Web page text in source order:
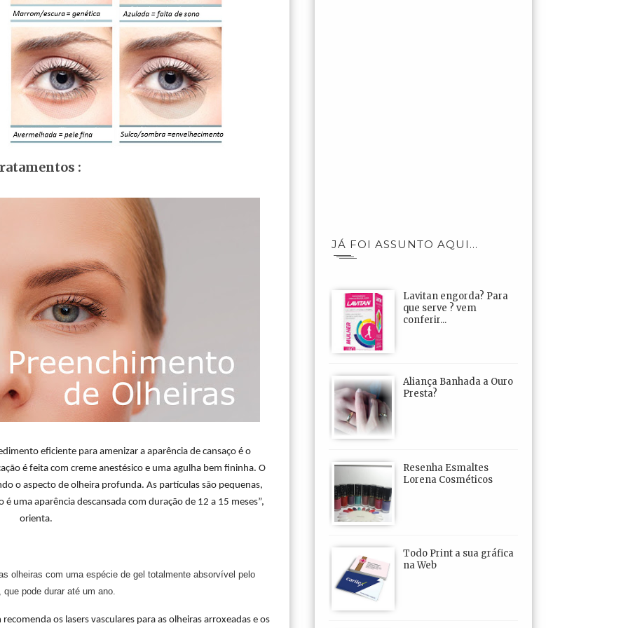
:
eficiente para amenizar a aparência de cansaço é o
é feita com creme anestésico e uma agulha bem fininha. O
o aspecto de olheira profunda. As partículas são pequenas,
uma aparência descansada com duração de 12 a 15 meses”,
orienta.
olheiras com uma espécie de gel totalmente absorvível pelo
que pode durar até um ano.
os lasers vasculares para as olheiras arroxeadas e os
JÁ FOI ASSUNTO AQUI...
Lavitan engorda? Para
que serve ? vem
conferir...
Aliança Banhada a Ouro
Presta?
Resenha Esmaltes
Lorena Cosméticos
Todo Print a sua gráfica
na Web